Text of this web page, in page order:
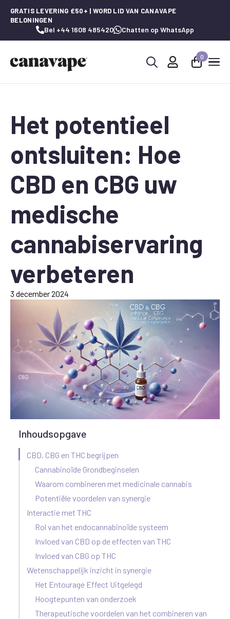
GRATIS LEVERING £50+ | WORD LID VAN CANAVAPE
BELONINGEN
Bel +44 1608 485420 Chatten op WhatsApp
0
Het potentieel
ontsluiten: Hoe
CBD en CBG uw
medische
cannabiservaring
verbeteren
3 december 2024
Inhoudsopgave
CBD, CBG en THC begrijpen
Cannabinoïde Grondbeginselen
Waarom combineren met medicinale cannabis
Potentiële voordelen van synergie
Interactie met THC
Rol van het endocannabinoïde systeem
Invloed van CBD op de effecten van THC
Invloed van CBG op THC
Wetenschappelijk inzicht in synergie
Het Entourage Effect Uitgelegd
Hoogtepunten van onderzoek
Therapeutische voordelen van het combineren van